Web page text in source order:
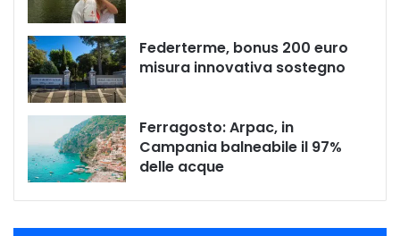
Federterme, bonus 200 euro
misura innovativa sostegno
Ferragosto: Arpac, in
Campania balneabile il 97%
delle acque